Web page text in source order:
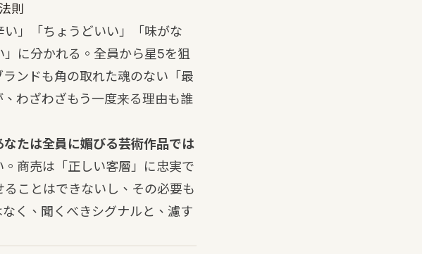
則
」「ちょうどいい」「味がな
に分かれる。全員から星5を狙
ンドも角の取れた魂のない「最
わざわざもう一度来る理由も誰
なたは全員に媚びる芸術作品では
商売は「正しい客層」に忠実で
ことはできないし、その必要も
く、聞くべきシグナルと、濾す